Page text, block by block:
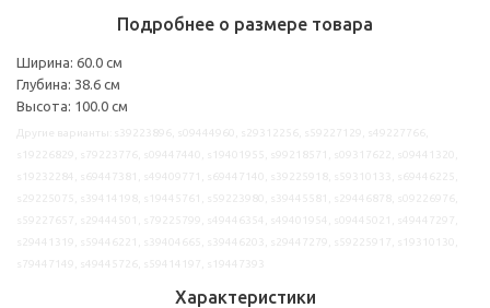
Подробнее о размере товара
Ширина: 60.0 см
Глубина: 38.6 см
Высота: 100.0 см
Характеристики